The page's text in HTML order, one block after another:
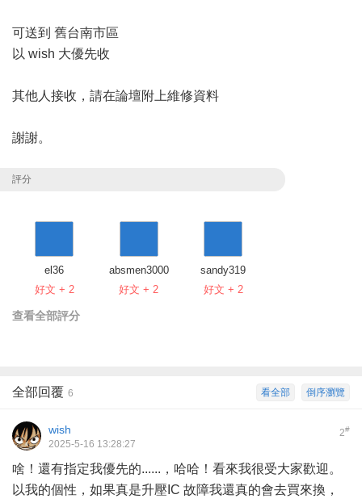
可送到 舊台南市區
以 wish 大優先收
其他人接收，請在論壇附上維修資料
謝謝。
評分
el36
好文 + 2
absmen3000
好文 + 2
sandy319
好文 + 2
查看全部評分
倒序瀏覽
看全部
全部回覆 6
2#
wish
2025-5-16 13:28:27
啥！還有指定我優先的......，哈哈！看來我很受大家歡迎。
以我的個性，如果真是升壓IC 故障我還真的會去買來換，